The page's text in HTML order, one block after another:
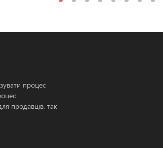
процес
продавців, так